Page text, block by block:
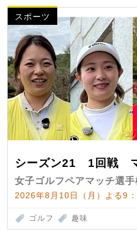
スポーツ
シーズン21 1回戦
女子ゴルフペアマッチ選手
2026年8月10日（月）よる9
ゴルフ 趣味